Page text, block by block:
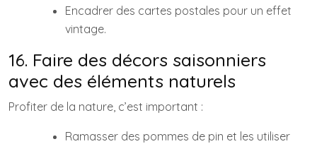
Encadrer des cartes postales pour un effet
vintage.
16. Faire des décors saisonniers
avec des éléments naturels
Profiter de la nature, c’est important :
Ramasser des pommes de pin et les utiliser